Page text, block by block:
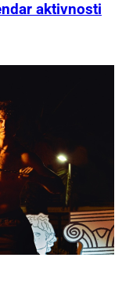
aktivnosti